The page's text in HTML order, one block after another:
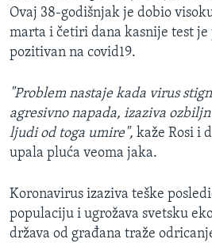
Ovaj 38-godišnjak je dobio
marta i četiri dana kasnije test je
pozitivan na covid19.
"Problem nastaje kada virus
agresivno napada, izaziva
ljudi od toga umire", kaže Rosi i
upala pluća veoma jaka.
Koronavirus izaziva teške
populaciju i ugrožava svetsku
država od građana traže